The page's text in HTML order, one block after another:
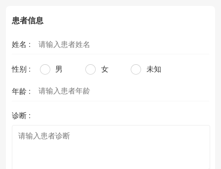
患者信息
姓名 :
性别 : 男 女 未知
年龄 :
诊断 :